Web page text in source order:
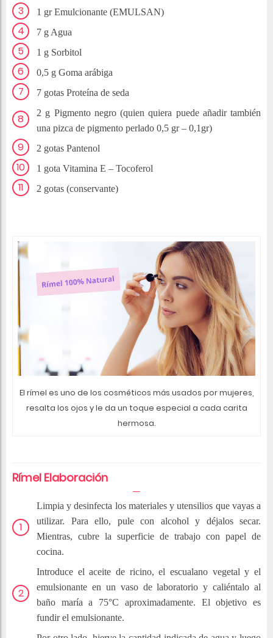
1 gr Emulcionante (EMULSAN)
7 g Agua
1 g Sorbitol
0,5 g Goma arábiga
7 gotas Proteína de seda
2 g Pigmento negro (quien quiera puede añadir también
una pizca de pigmento perlado 0,5 gr – 0,1gr)
2 gotas Pantenol
1 gota Vitamina E – Tocoferol
2 gotas (conservante)
El rímel es uno de los cosméticos más usados por mujeres,
resalta los ojos y le da un toque especial a cada carita
hermosa.
Rímel Elaboración
Limpia y desinfecta los materiales y utensilios que vayas a
utilizar. Para ello, pule con alcohol y déjalos secar.
Mientras, cubre la superficie de trabajo con papel de
cocina.
Introduce el aceite de ricino, el escualano vegetal y el
emulsionante en un vaso de laboratorio y caliéntalo al
baño maría a 75°C aproximadamente. El objetivo es
fundir el emulsionante.